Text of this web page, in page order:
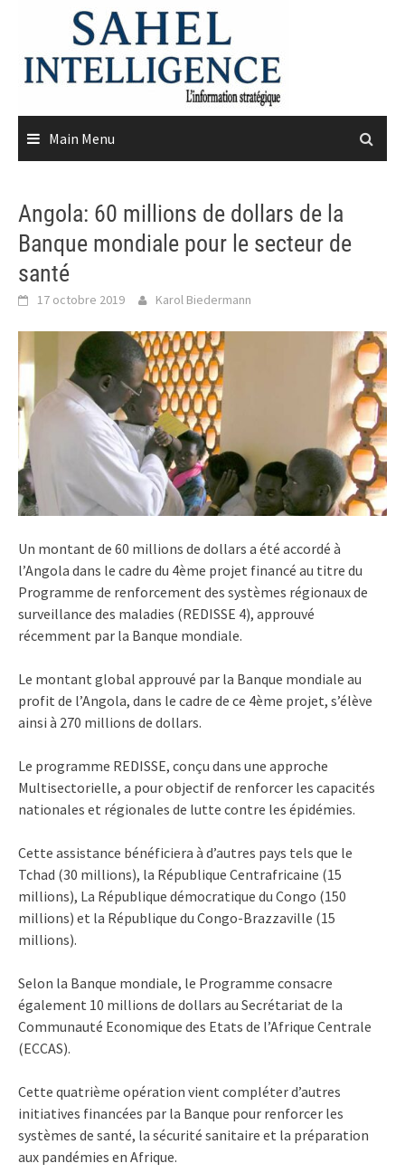
content
Main Menu
Angola: 60 millions de dollars de la
Banque mondiale pour le secteur de
santé
17 octobre 2019 Karol Biedermann
Un montant de 60 millions de dollars a été accordé à
l’Angola dans le cadre du 4ème projet financé au titre du
Programme de renforcement des systèmes régionaux de
surveillance des maladies (REDISSE 4), approuvé
récemment par la Banque mondiale.
Le montant global approuvé par la Banque mondiale au
profit de l’Angola, dans le cadre de ce 4ème projet, s’élève
ainsi à 270 millions de dollars.
Le programme REDISSE, conçu dans une approche
Multisectorielle, a pour objectif de renforcer les capacités
nationales et régionales de lutte contre les épidémies.
Cette assistance bénéficiera à d’autres pays tels que le
Tchad (30 millions), la République Centrafricaine (15
millions), La République démocratique du Congo (150
millions) et la République du Congo-Brazzaville (15
millions).
Selon la Banque mondiale, le Programme consacre
également 10 millions de dollars au Secrétariat de la
Communauté Economique des Etats de l’Afrique Centrale
(ECCAS).
Cette quatrième opération vient compléter d’autres
initiatives financées par la Banque pour renforcer les
systèmes de santé, la sécurité sanitaire et la préparation
aux pandémies en Afrique.